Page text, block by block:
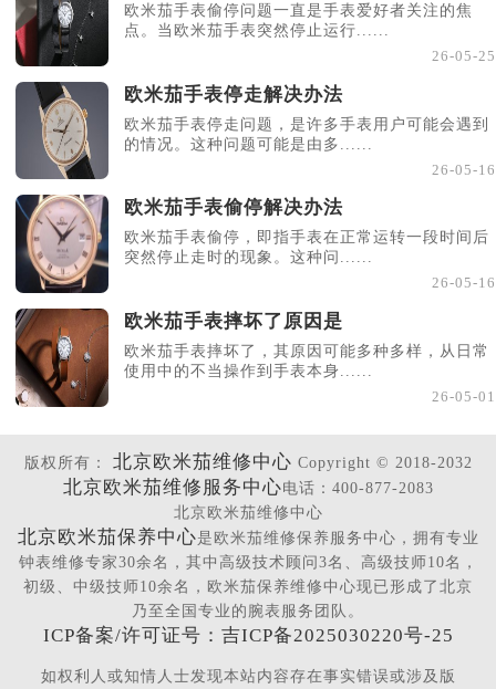
欧米茄手表偷停问题一直是手表爱好者关注的焦
点。当欧米茄手表突然停止运行......
26-05-25
欧米茄手表停走解决办法
欧米茄手表停走问题，是许多手表用户可能会遇到
的情况。这种问题可能是由多......
26-05-16
欧米茄手表偷停解决办法
欧米茄手表偷停，即指手表在正常运转一段时间后
突然停止走时的现象。这种问......
26-05-16
欧米茄手表摔坏了原因是
欧米茄手表摔坏了，其原因可能多种多样，从日常
使用中的不当操作到手表本身......
26-05-01
版权所有： 北京欧米茄维修中心 Copyright © 2018-2032
北京欧米茄维修服务中心电话：400-877-2083
北京欧米茄维修中心
北京欧米茄保养中心是欧米茄维修保养服务中心，拥有专业
钟表维修专家30余名，其中高级技术顾问3名、高级技师10名，
初级、中级技师10余名，欧米茄保养维修中心现已形成了北京
乃至全国专业的腕表服务团队。
ICP备案/许可证号：吉ICP备2025030220号-25
如权利人或知情人士发现本站内容存在事实错误或涉及版